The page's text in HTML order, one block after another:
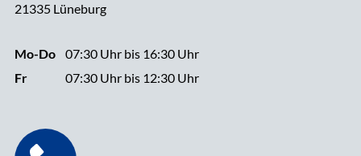
21335 Lüneburg
Mo-Do
Fr
07:30 Uhr bis 16:30 Uhr
07:30 Uhr bis 12:30 Uhr